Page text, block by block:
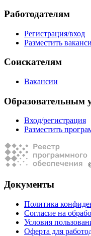
Работодателям
Регистрация/вход
Разместить
Соискателям
Вакансии
Образовательным
Вход/регистрация
Разместить
Документы
Политика
Согласие на
Условия
Оферта для